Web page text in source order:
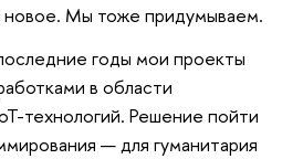
новое. Мы тоже придумываем.
годы мои проекты
в области
технологий. Решение пойти
— для гуманитария